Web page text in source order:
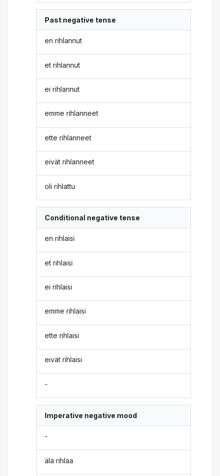
Past negative tense
en rihlannut
et rihlannut
ei rihlannut
emme rihlanneet
ette rihlanneet
eivät rihlanneet
oli rihlattu
Conditional negative tense
en rihlaisi
et rihlaisi
ei rihlaisi
emme rihlaisi
ette rihlaisi
eivät rihlaisi
-
Imperative negative mood
-
älä rihlaa